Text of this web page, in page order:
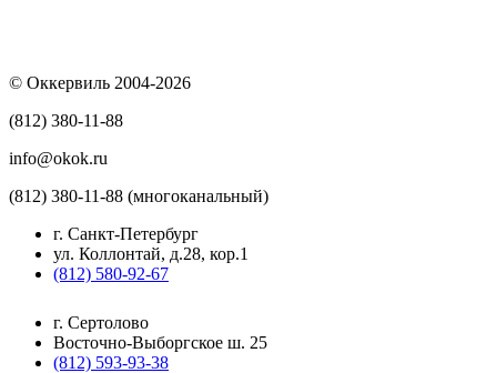
© Оккервиль 2004-2026
(812) 380-11-88
info@okok.ru
(812) 380-11-88 (многоканальный)
г. Санкт-Петербург
ул. Коллонтай, д.28, кор.1
(812) 580-92-67
г. Сертолово
Восточно-Выборгское ш. 25
(812) 593-93-38